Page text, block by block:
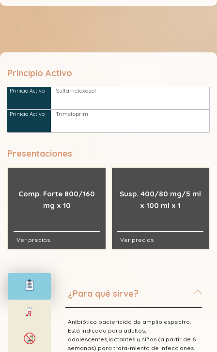
Principio Activo
Sulfametoxazol
Trimetoprim
Presentaciones
Comp. Forte 800/160
mg x 10
Ver precios
Susp. 400/80 mg/5 ml
x 100 ml x 1
Ver precios
¿Para qué sirve?
Antbiótico bactericida de amplio espectro.
Está indicado para adultos,
adolescentes,lactantes y niños (a partir de 6
semanas) para trata-miento de infecciones